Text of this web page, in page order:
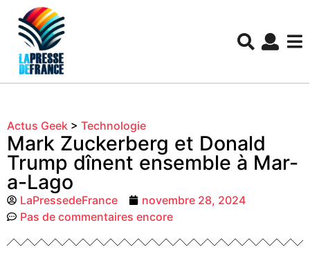
Actus Geek > Technologie
Mark Zuckerberg et Donald
Trump dînent ensemble à Mar-
a-Lago
LaPressedeFrance
novembre 28, 2024
Pas de commentaires encore